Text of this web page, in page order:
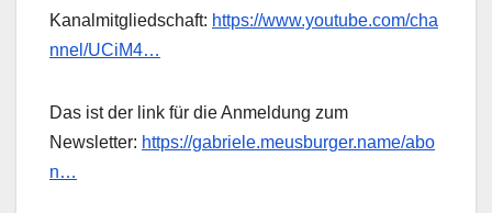
Kanalmitgliedschaft: https://www.youtube.com/cha
nnel/UCiM4…
Das ist der link für die Anmeldung zum
Newsletter: https://gabriele.meusburger.name/abo
n…